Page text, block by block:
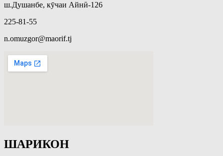
ш.Душанбе, кӯчаи Айнӣ-126
225-81-55
n.omuzgor@maorif.tj
ШАРИКОН